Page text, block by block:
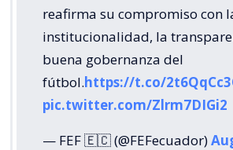
reafirma su compromiso con
institucionalidad, la
buena gobernanza del
fútbol.https://t.co/
pic.twitter.com/Zlrm7DIGi2
— FEF 🇪🇨 (@FEFecuador)